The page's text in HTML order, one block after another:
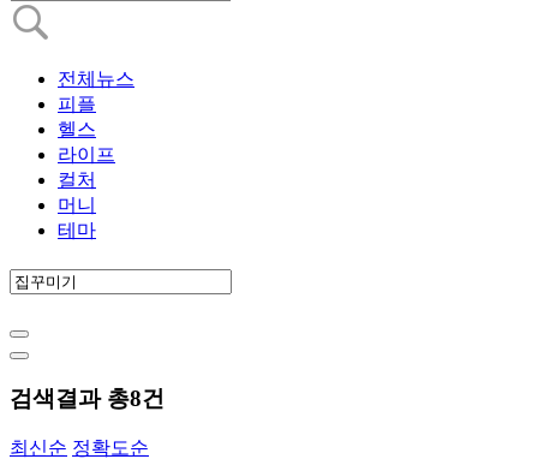
전체뉴스
피플
헬스
라이프
컬처
머니
테마
검색결과 총8건
최신순 정확도순